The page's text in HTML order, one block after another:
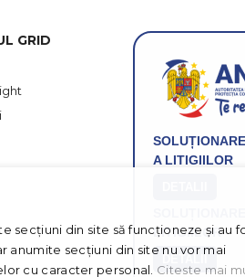
GRID
A LITIGIILOR
LITIGIILOR
secțiuni din site să funcționeze și au
anumite secțiuni din site nu vor mai
cu caracter personal. Citeste mai